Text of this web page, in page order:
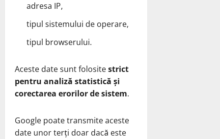
adresa IP,
tipul sistemului de operare,
tipul browserului.
Aceste date sunt folositestrict
pentru analiză statistică și
corectarea erorilor de sistem.
Google poate transmite aceste
date unor terți doar dacă este